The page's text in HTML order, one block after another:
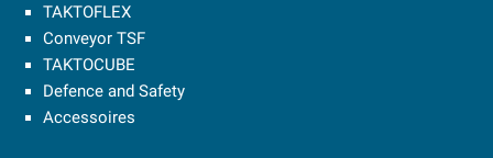
TAKTOFLEX
Conveyor TSF
TAKTOCUBE
Defence and Safety
Accessoires